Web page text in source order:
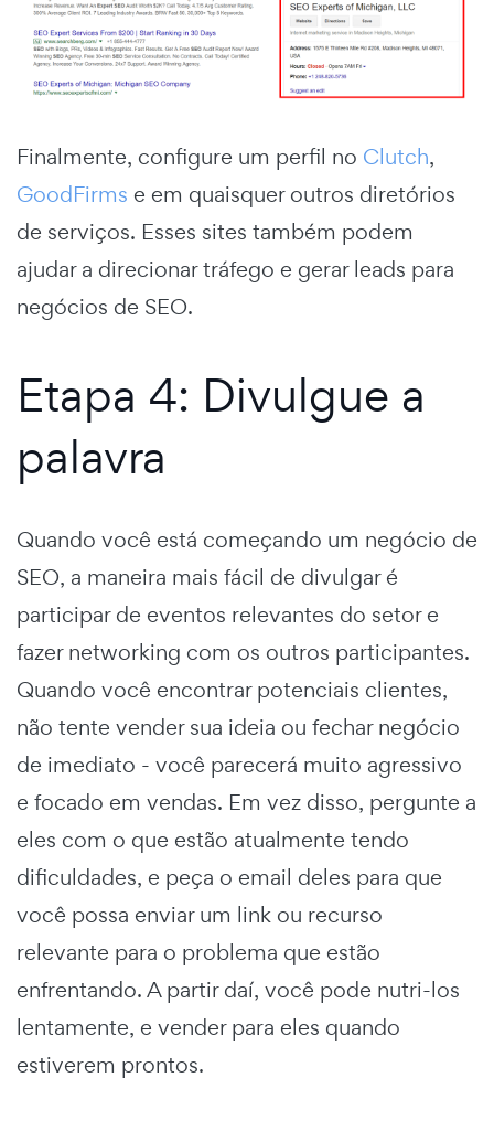
Finalmente, configure um perfil no Clutch,
GoodFirms e em quaisquer outros diretórios
de serviços. Esses sites também podem
ajudar a direcionar tráfego e gerar leads para
negócios de SEO.
Etapa 4: Divulgue a
palavra
Quando você está começando um negócio de
SEO, a maneira mais fácil de divulgar é
participar de eventos relevantes do setor e
fazer networking com os outros participantes.
Quando você encontrar potenciais clientes,
não tente vender sua ideia ou fechar negócio
de imediato - você parecerá muito agressivo
e focado em vendas. Em vez disso, pergunte a
eles com o que estão atualmente tendo
dificuldades, e peça o email deles para que
você possa enviar um link ou recurso
relevante para o problema que estão
enfrentando. A partir daí, você pode nutri-los
lentamente, e vender para eles quando
estiverem prontos.